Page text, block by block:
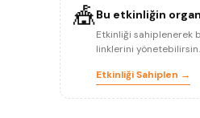
🎪Bu etkinliğin
Etkinliği sahiplenerek
linklerini yönetebilirsin.
Etkinliği Sahiplen →